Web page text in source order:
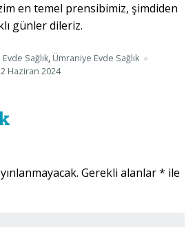
en temel prensibimiz, şimdiden
günler dileriz.
Sağlık, Ümraniye Evde Sağlık
Haziran 2024
Gerekli alanlar* ile